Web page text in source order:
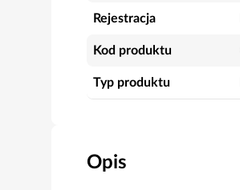
Rejestracja
Kod produktu
Typ produktu
Opis